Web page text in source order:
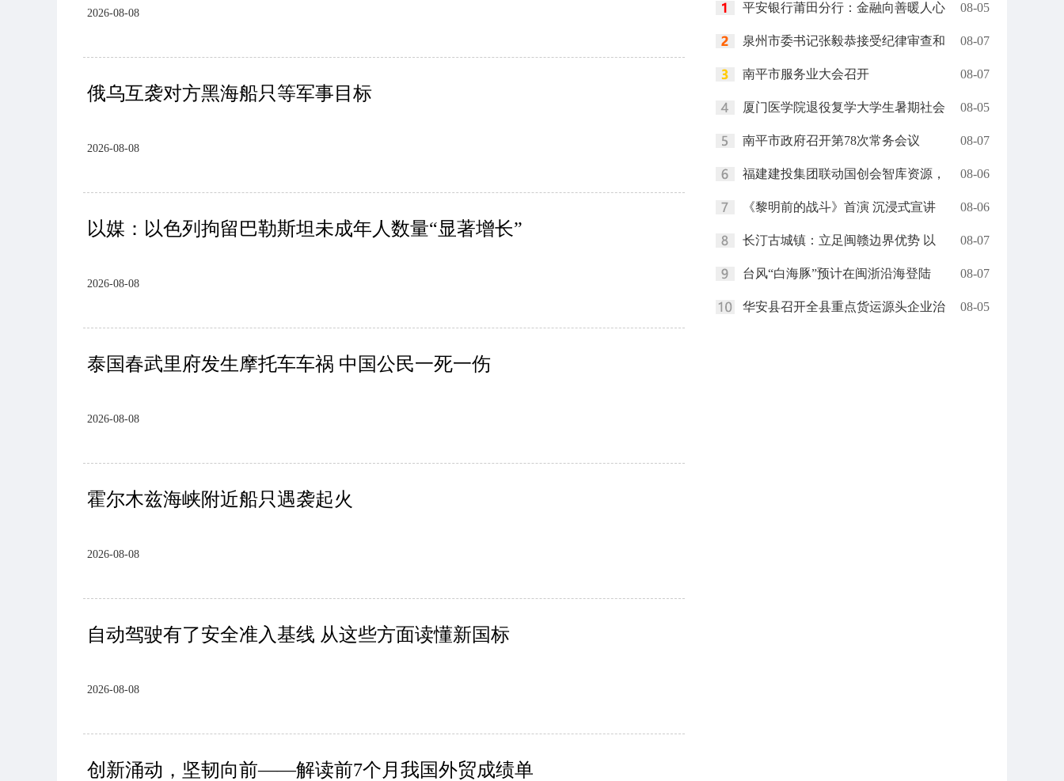
2026-08-08
俄乌互袭对方黑海船只等军事目标
2026-08-08
以媒：以色列拘留巴勒斯坦未成年人数量“显著增长”
2026-08-08
泰国春武里府发生摩托车车祸 中国公民一死一伤
2026-08-08
霍尔木兹海峡附近船只遇袭起火
2026-08-08
自动驾驶有了安全准入基线 从这些方面读懂新国标
2026-08-08
创新涌动，坚韧向前——解读前7个月我国外贸成绩单
平安银行莆田分行：金融向善暖人心 08-05
泉州市委书记张毅恭接受纪律审查和 08-07
南平市服务业大会召开 08-07
厦门医学院退役复学大学生暑期社会 08-05
南平市政府召开第78次常务会议 08-07
福建建投集团联动国创会智库资源， 08-06
《黎明前的战斗》首演 沉浸式宣讲 08-06
长汀古城镇：立足闽赣边界优势 以 08-07
台风“白海豚”预计在闽浙沿海登陆 08-07
华安县召开全县重点货运源头企业治 08-05